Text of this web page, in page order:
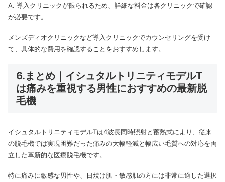
A. 導入クリニックが限られるため、詳細な料金は各クリニックで確認
が必要です。
メンズディオクリニックなど導入クリニックでカウンセリングを受け
て、具体的な費用を確認することをおすすめします。
6.まとめ｜イシュタルトリニティモデルT
は痛みを重視する男性におすすめの最新脱
毛機
イシュタルトリニティモデルTは4波長同時照射と蓄熱式により、従来
の脱毛機では実現困難だった痛みの大幅軽減と幅広い毛質への対応を両
立した革新的な医療脱毛機です。
特に痛みに敏感な男性や、日焼け肌・敏感肌の方には非常に適した選択